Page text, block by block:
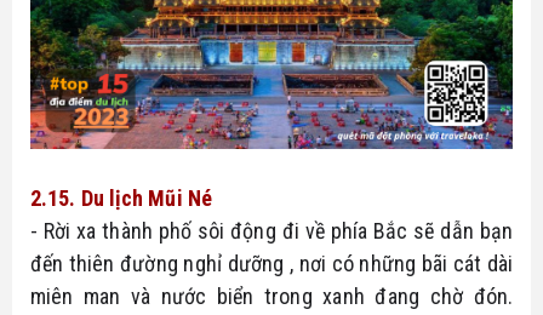
2.15. Du lịch Mũi Né
- Rời xa thành phố sôi động đi về phía Bắc sẽ dẫn bạn
đến thiên đường nghỉ dưỡng , nơi có những bãi cát dài
miên man và nước biển trong xanh đang chờ đón.